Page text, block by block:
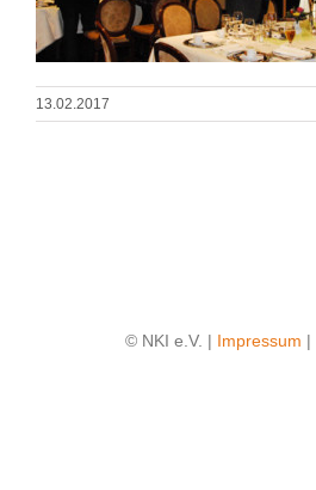
13.02.2017
© NKI e.V. | Impressum |